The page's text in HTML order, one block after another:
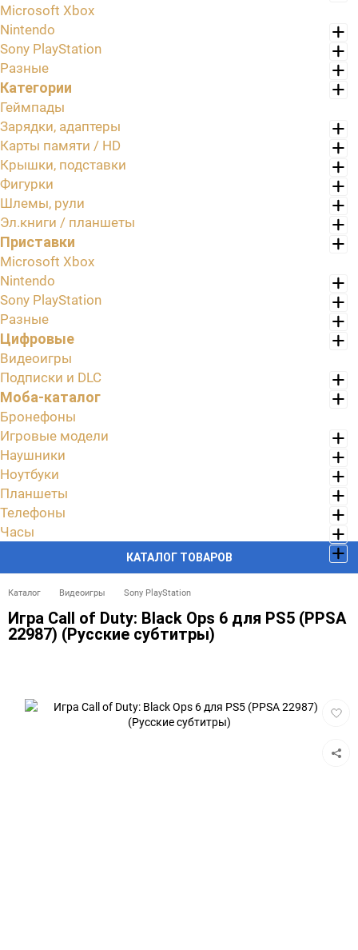
КАТАЛОГ ТОВАРОВ
Microsoft Xbox
Nintendo
Sony PlayStation
Разные
Категории
Геймпады
Зарядки, адаптеры
Карты памяти / HD
Крышки, подставки
Фигурки
Шлемы, рули
Эл.книги / планшеты
Приставки
Microsoft Xbox
Nintendo
Sony PlayStation
Разные
Цифровые
Видеоигры
Подписки и DLC
Моба-каталог
Бронефоны
Игровые модели
Наушники
Ноутбуки
Планшеты
Телефоны
Часы
Каталог Видеоигры Sony PlayStation
Игра Call of Duty: Black Ops 6 для PS5 (PPSA
22987) (Русские субтитры)